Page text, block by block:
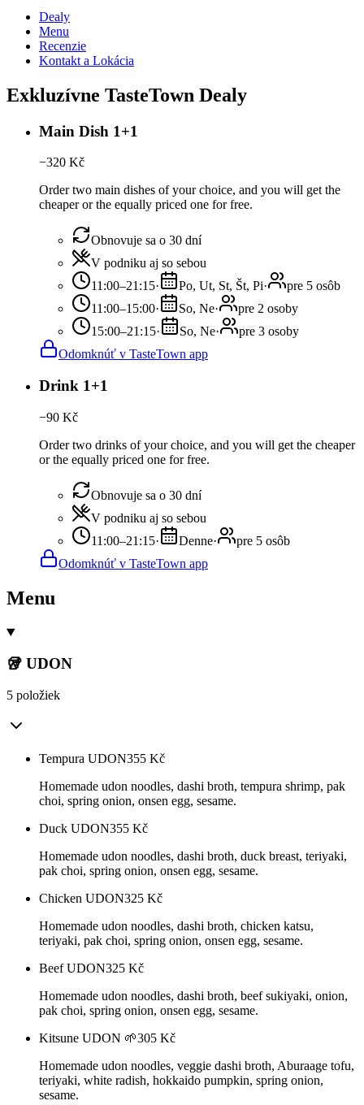
Dealy
Menu
Recenzie
Kontakt a Lokácia
Exkluzívne TasteTown Dealy
Main Dish 1+1
−320 Kč
Order two main dishes of your choice, and you will get the
cheaper or the equally priced one for free.
Obnovuje sa o 30 dní
V podniku aj so sebou
11:00–21:15· Po, Ut, St, Št, Pi·
pre 5 osôb
11:00–15:00· So, Ne·
pre 2 osoby
15:00–21:15· So, Ne·
pre 3 osoby
Odomknúť v TasteTown app
Drink 1+1
−90 Kč
Order two drinks of your choice, and you will get the cheaper
or the equally priced one for free.
Obnovuje sa o 30 dní
V podniku aj so sebou
11:00–21:15· Denne·
pre 5 osôb
Odomknúť v TasteTown app
Menu
🥡 UDON
5 položiek
Tempura UDON355 Kč
Homemade udon noodles, dashi broth, tempura shrimp, pak
choi, spring onion, onsen egg, sesame.
Duck UDON355 Kč
Homemade udon noodles, dashi broth, duck breast, teriyaki,
pak choi, spring onion, onsen egg, sesame.
Chicken UDON325 Kč
Homemade udon noodles, dashi broth, chicken katsu,
teriyaki, pak choi, spring onion, onsen egg, sesame.
Beef UDON325 Kč
Homemade udon noodles, dashi broth, beef sukiyaki, onion,
pak choi, spring onion, onsen egg, sesame.
Kitsune UDON 🌱305 Kč
Homemade udon noodles, veggie dashi broth, Aburaage tofu,
teriyaki, white radish, hokkaido pumpkin, spring onion,
sesame.